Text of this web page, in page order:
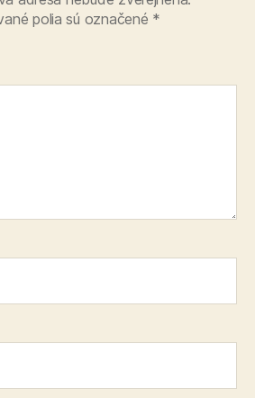
polia sú označené *